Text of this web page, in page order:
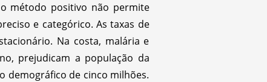
método positivo não permite
e categórico. As taxas de
Na costa, malária e
prejudicam a população da
demográfico de cinco milhões.